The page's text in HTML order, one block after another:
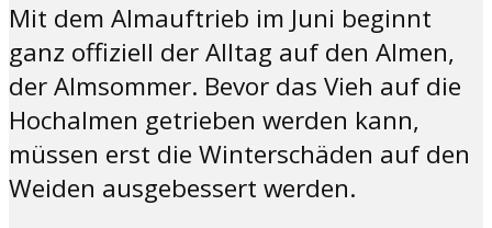
Mit dem Almauftrieb im Juni beginnt
ganz offiziell der Alltag auf den Almen,
der Almsommer. Bevor das Vieh auf die
Hochalmen getrieben werden kann,
müssen erst die Winterschäden auf den
Weiden ausgebessert werden.